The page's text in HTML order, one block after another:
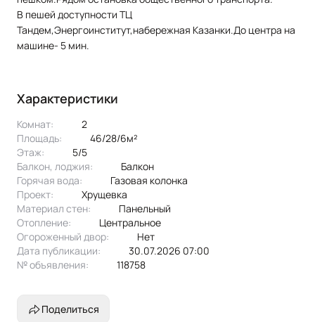
В пешей доступности ТЦ
Тандем,Энергоинститут,набережная Казанки.До центра на
машине- 5 мин.
Характеристики
Комнат:
2
Площадь:
46/28/6м²
Этаж:
5/5
Балкон, лоджия:
балкон
Горячая вода:
Газовая колонка
Проект:
хрущевка
Материал стен:
Панельный
Отопление:
центральное
Огороженный двор:
Нет
Дата публикации:
30.07.2026 07:00
№ объявления:
118758
Поделиться